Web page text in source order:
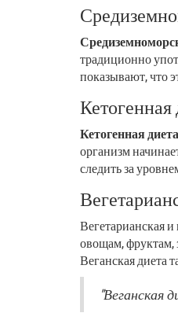
традиционно
показывают, что
Кетогенная
Кетогенная диета
организм
следить за
Вегетарианская
овощам, фруктам,
Веганская диета
"Веганская